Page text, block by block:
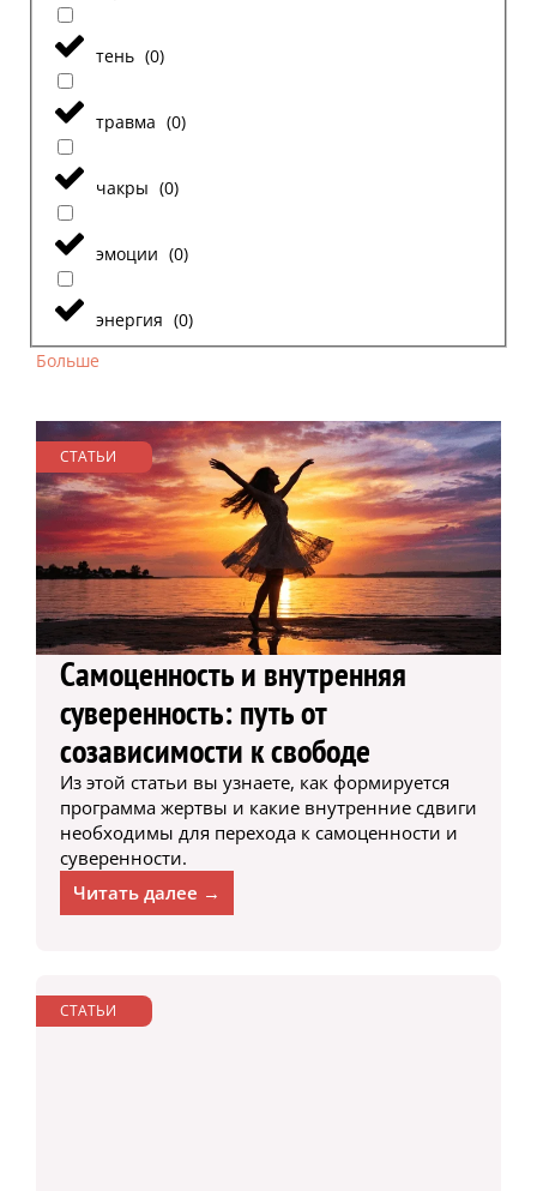
тень (0)
травма (0)
чакры (0)
эмоции (0)
энергия (0)
Больше
СТАТЬИ
Самоценность и внутренняя
суверенность: путь от
созависимости к свободе
Из этой статьи вы узнаете, как формируется
программа жертвы и какие внутренние сдвиги
необходимы для перехода к самоценности и
суверенности.
Читать далее →
СТАТЬИ